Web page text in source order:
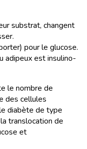
substrat, changent
pour le glucose.
adipeux est insulino-
le nombre de
des cellules
diabète de type
translocation de
et